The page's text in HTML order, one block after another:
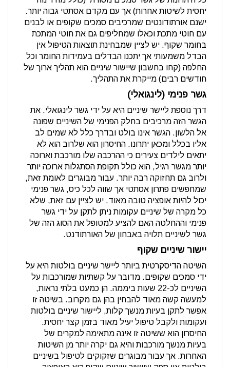
יחסית לשיטות אחרות) אך עם מקדם אסתטי גבוה יותר.
ישנם אורתודונטים שמרכיבים סמכים שקופים או לבנים
עם חוטי מתכת וכאלו שמחליפים גם את חוטי המתכת
בחומר שקוף. יש לציין שמבחינת תוצאות הטיפול אין
הבדל משמעותי אך יתכנו הבדלים בעמידות החומר וכל
החלפה (קחו בחשבון שיישור שיניים הוא תהליך ארוך של
חודשים רבים) מייקרת את התהליך.
גשר פנימי (לינגואלי)
דרך נוספת ליישר שיניים היא על ידי גשר לינגואלי. את
הגשר הזה מרכיבים בחלק הפנימי של השיניים שפונה
אל הלשון. הגשר אינו בולט ובדרך כלל לא שמים לב
אליו בכלל ומכאן יתרונו. החיסרון הוא שלרוב הוא לא
יתאים לילדים צעירים כי ההרכבה שלו מורכבת וארוכה
יותר מגשר רגיל, הוא כולל תקופת הסתגלות ארוכה יותר
ולרוב גם תחזוקה רבה יותר. עבור מבוגרים לאומת זאת,
שמחפשים פתרון אסתטי אך שווה לכל כיס, גשר פנימי
יכול להיות אופציה טובה מאוד. יש לציין עם זאת, שלא
כל מקרה של שיניים עקומות ניתן לתקן על ידי גשר
פנימי וההחלטה האם להציע למטופל את הסוג הזה של
גשר לשיניים תלויה באבחון של האורתודנט.
יישור שיניים שקוף
השיטה הדיסקרטית ביותר ליישר שיניים בולטות היא על
ידי סמכים שקופים. מדובר על קשתיות שמורכבות על
השיניים לכ-22 שעות ביממה. הן כמעט בלתי נראות,
למעשה קשה מאוד להבחין בהן גם מקרוב. בשיטה זו
אפשר לתקן בעיות מנשך קלות, ליישור שיניים בולטות
ועקומות ולקבל טיפול יעיל מאוד בזמן קצר יחסית.
החיסרון הוא ששיטה זו אינה מתאימה למקרים של
בעיות מנשך מורכבות והיא גם יקרה יותר מן השיטות
האחרות. אך עבור מבוגרים שזקוקים לטיפול בשיניים